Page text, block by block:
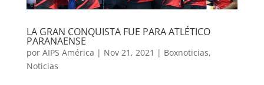
LA GRAN CONQUISTA FUE PARA ATLÉTICO
PARANAENSE
por AIPS América | Nov 21, 2021 | Boxnoticias,
Noticias